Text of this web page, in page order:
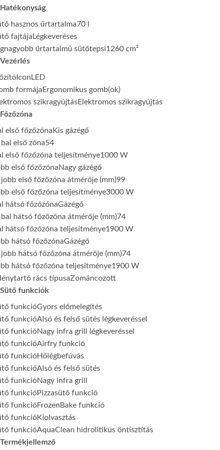
Hatékonyság
hasznos űrtartalma70 l
fajtája Légkeveréses
űrtartalmú sütőtepsi1260 cm²
Vezérlés
IconLED
formája Ergonomikus gomb(ok)
szikragyújtásElektromos szikragyújtás
Főzőzóna
első főzőzóna Kis gázégő
első zóna54
első főzőzóna teljesítménye1000 W
első főzőzónaNagy gázégő
első főzőzóna átmérője (mm)99
első főzőzóna teljesítménye3000 W
hátsó főzőzónaGázégő
hátsó főzőzóna átmérője (mm)74
hátsó főzőzóna teljesítménye1900 W
hátsó főzőzónaGázégő
hátsó főzőzóna átmérője (mm)74
hátsó főzőzóna teljesítménye1900 W
rács típusaZománcozott
Sütő funkciók
funkcióGyors előmelegítés
funkcióAlsó és felső sütés légkeveréssel
funkcióNagy infra grill légkeveréssel
funkcióAirfry funkció
funkcióHőlégbefúvás
funkcióAlsó és felső sütés
funkcióNagy infra grill
funkcióPizzasütő funkció
funkcióFrozenBake funkció
funkcióKiolvasztás
funkcióAquaClean hidrolitikus öntisztítás
Termékjellemző